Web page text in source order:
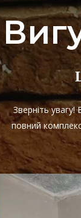
Зверніть
повний